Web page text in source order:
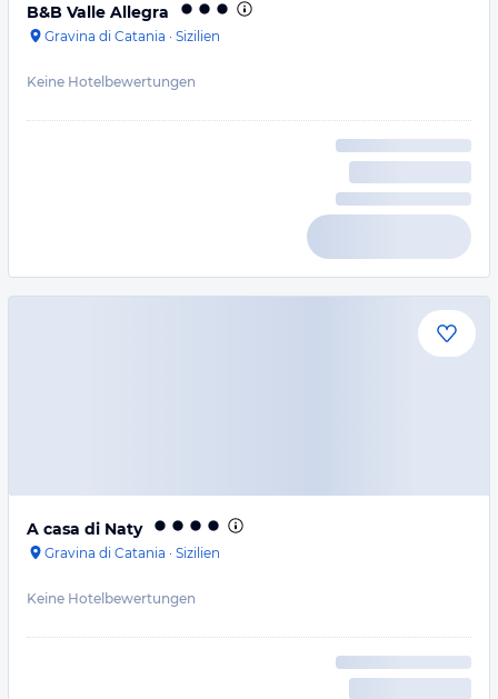
B&B Valle Allegra
Gravina di Catania · Sizilien
Keine Hotelbewertungen
A casa di Naty
Gravina di Catania · Sizilien
Keine Hotelbewertungen